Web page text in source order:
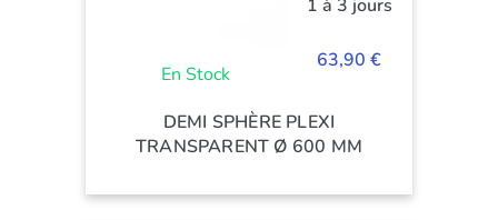
En Stock
1 à 3 jours
63,90 €
DEMI SPHÈRE PLEXI
TRANSPARENT Ø 600 MM